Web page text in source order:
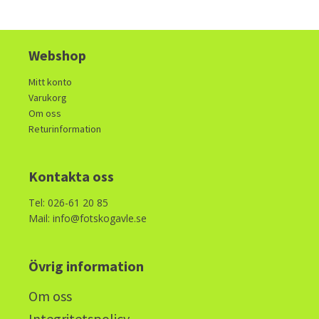
Webshop
Mitt konto
Varukorg
Om oss
Returinformation
Kontakta oss
Tel: 026-61 20 85
Mail: info@fotskogavle.se
Övrig information
Om oss